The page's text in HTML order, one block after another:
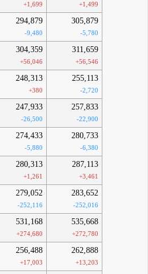
+1,699 +1,499
294,879
-9,480
305,879
-5,780
304,359
+56,046
311,659
+56,546
248,313
+380
255,113
-2,720
247,933
-26,500
257,833
-22,900
274,433
-5,880
280,733
-6,380
280,313
+1,261
287,113
+3,461
279,052
-252,116
283,652
-252,016
531,168
+274,680
535,668
+272,780
256,488
+17,003
262,888
+13,203